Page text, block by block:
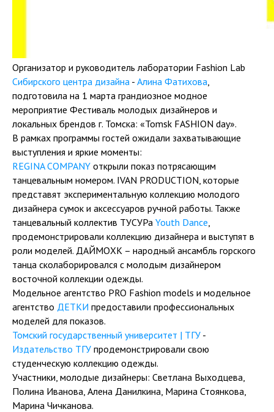
Организатор и руководитель лаборатории Fashion Lab
Сибирского центра дизайна - Алина Фатихова,
подготовила на 1 марта грандиозное модное
мероприятие Фестиваль молодых дизайнеров и
локальных брендов г. Томска: «Tomsk FASHION day».
В рамках программы гостей ожидали захватывающие
выступления и яркие моменты:
REGINA COMPANY открыли показ потрясающим
танцевальным номером. IVAN PRODUCTION, которые
представят экспериментальную коллекцию молодого
дизайнера сумок и аксессуаров ручной работы. Также
танцевальный коллектив ТУСУРа Youth Dance,
продемонстрировали коллекцию дизайнера и выступят в
роли моделей. ДАЙМОХК – народный ансамбль горского
танца сколаборировался с молодым дизайнером
восточной коллекции одежды.
Модельное агентство PRO Fashion models и модельное
агентство ДЕТКИ предоставили профессиональных
моделей для показов.
Томский государственный университет | ТГУ -
Издательство ТГУ продемонстрировали свою
студенческую коллекцию одежды.
Участники, молодые дизайнеры: Светлана Выходцева,
Полина Иванова, Алена Данилкина, Марина Стоянкова,
Марина Чичканова.